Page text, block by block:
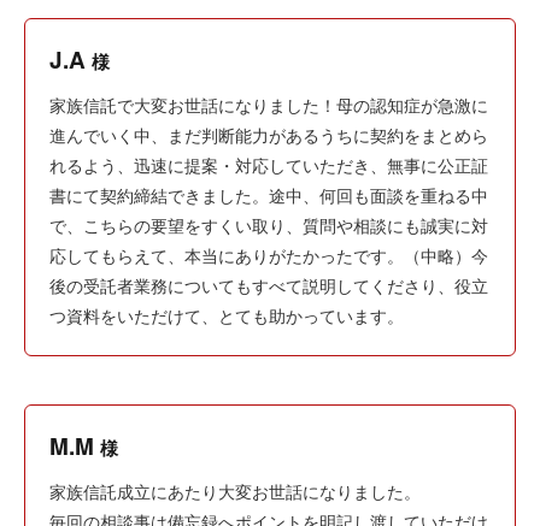
J.A 様
家族信託で大変お世話になりました！母の認知症が急激に
進んでいく中、まだ判断能力があるうちに契約をまとめら
れるよう、迅速に提案・対応していただき、無事に公正証
書にて契約締結できました。途中、何回も面談を重ねる中
で、こちらの要望をすくい取り、質問や相談にも誠実に対
応してもらえて、本当にありがたかったです。（中略）今
後の受託者業務についてもすべて説明してくださり、役立
つ資料をいただけて、とても助かっています。
M.M 様
家族信託成立にあたり大変お世話になりました。